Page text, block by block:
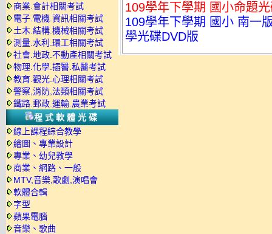
商業.會計相關考試
電子.電機.資訊相關考試
土木.結構.機械相關考試
測量.水利.環工相關考試
社會.地政.不動產相關考試
物理.化學.插醫.私醫考試
教育.觀光.心理相關考試
警察,消防,法類相關考試
鐵路.郵政.運輸.農業考試
程式軟體光碟
線上課程綜合教學
繪圖、專業設計
專業、幼兒教學
商業、網路、一般
MTV,音樂,歌劇,演唱會
軟體合輯
字型
蘋果電腦
音樂、歌曲
109學年下學期 國小命題
109學年下學期 國小 南一
學光碟DVD版